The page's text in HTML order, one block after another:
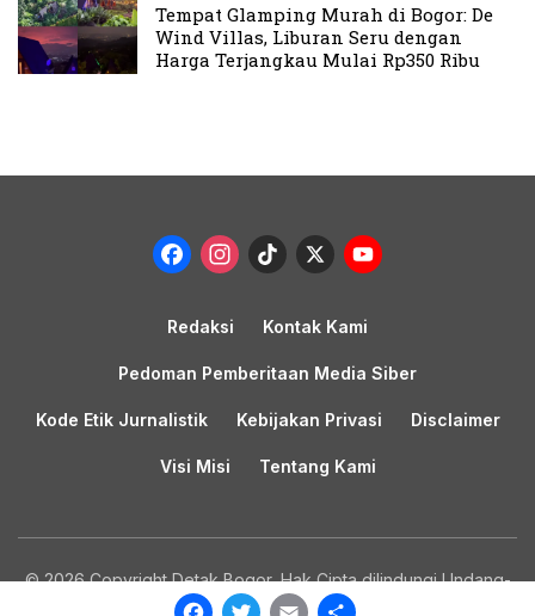
Tempat Glamping Murah di Bogor: De
Wind Villas, Liburan Seru dengan
Harga Terjangkau Mulai Rp350 Ribu
Facebook
Instagram
TikTok
X
Redaksi Kontak Kami
Pedoman Pemberitaan Media Siber
Kode Etik Jurnalistik Kebijakan Privasi Disclaimer
Visi Misi Tentang Kami
© 2026 Copyright Detak Bogor, Hak Cipta dilindungi Undang-
undang.